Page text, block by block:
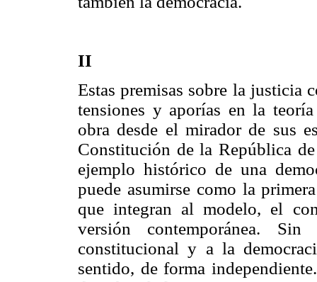
II
Estas premisas sobre la justicia
tensiones y aporías en la
obra desde el mirador de sus
Constitución de la República
ejemplo histórico de una
puede asumirse como la
que integran al modelo, el
versión contemporánea.
constitucional y a la
sentido, de forma